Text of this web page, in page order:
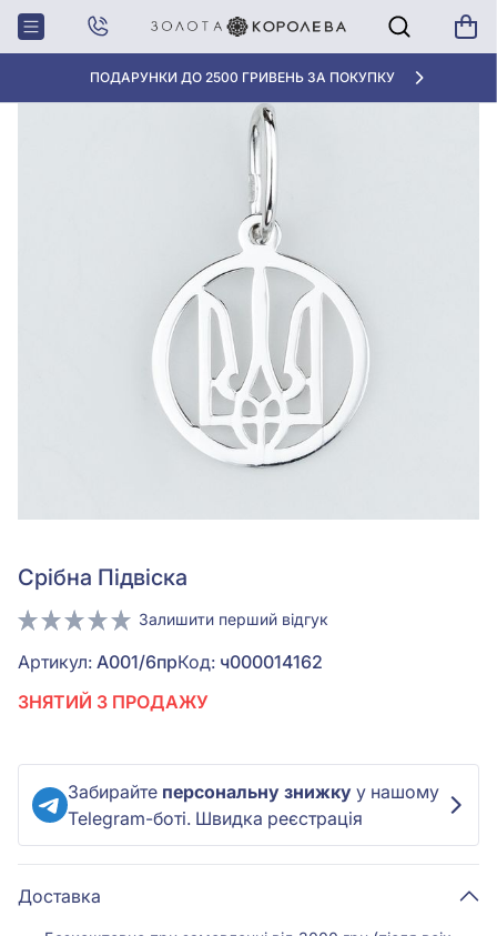
ПОДАРУНКИ ДО 2500 ГРИВЕНЬ ЗА ПОКУПКУ
Головна Срiбна Підвіска
Срiбна Підвіска
Залишити перший відгук
Артикул: А001/6прКод: ч000014162
ЗНЯТИЙ З ПРОДАЖУ
Забирайте персональну знижку у нашому
Telegram-боті. Швидка реєстрація
Доставка